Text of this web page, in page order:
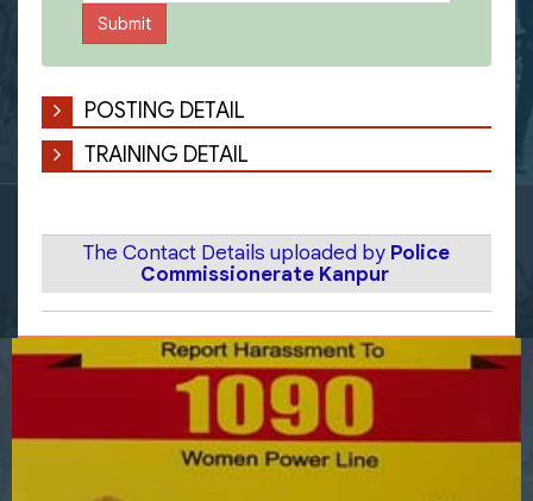
POSTING DETAIL
TRAINING DETAIL
The Contact Details uploaded by Police
Commissionerate Kanpur